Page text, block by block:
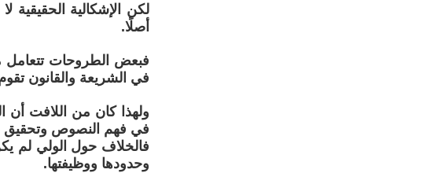
لكن الإشكالية
أصلًا.
فبعض الطروحات تتعامل
في الشريعة والقانون
ولهذا كان من اللافت أن
في فهم النصوص وتحقيق
فالخلاف حول الولي لم
وحدودها ووظيفتها.